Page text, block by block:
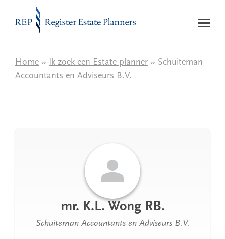
Naar de inhoud
Home » Ik zoek een Estate planner » Schuiteman
Accountants en Adviseurs B.V.
mr. K.L. Wong RB.
Schuiteman Accountants en Adviseurs B.V.